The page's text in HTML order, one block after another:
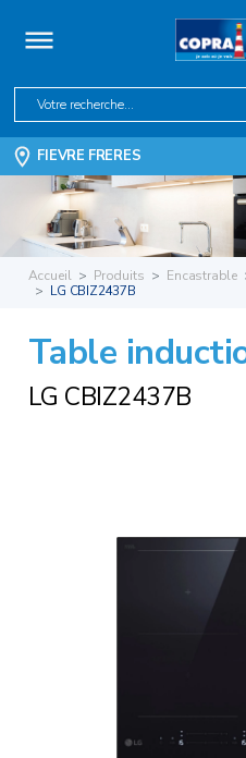
FIEVRE FRERES
Accueil Produits Encastrable
LG CBIZ2437B
Table
LG CBIZ2437B